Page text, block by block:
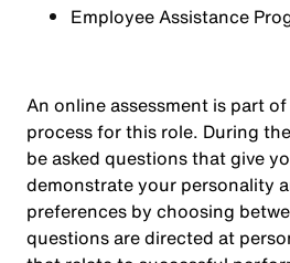
Employee Assistance
An online assessment is part
process for this role. During
be asked questions that give
demonstrate your personality
preferences by choosing
questions are directed at